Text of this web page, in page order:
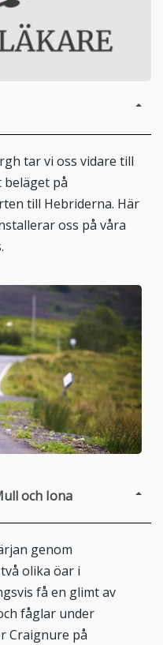
tar vi oss vidare till
beläget på
till Hebriderna. Här
oss på våra
och Iona
genom
olika öar i
få en glimt av
fåglar under
Craignure på